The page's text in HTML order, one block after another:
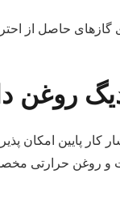
گازهای حاصل
روغن
و روغن